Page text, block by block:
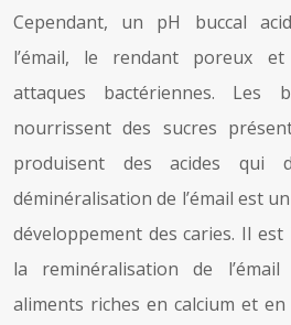
Cependant, un pH buccal
l’émail, le rendant poreux
attaques bactériennes. Les
nourrissent des sucres
produisent des acides qui
déminéralisation de l’émail est
développement des caries. Il
la reminéralisation de
aliments riches en calcium et